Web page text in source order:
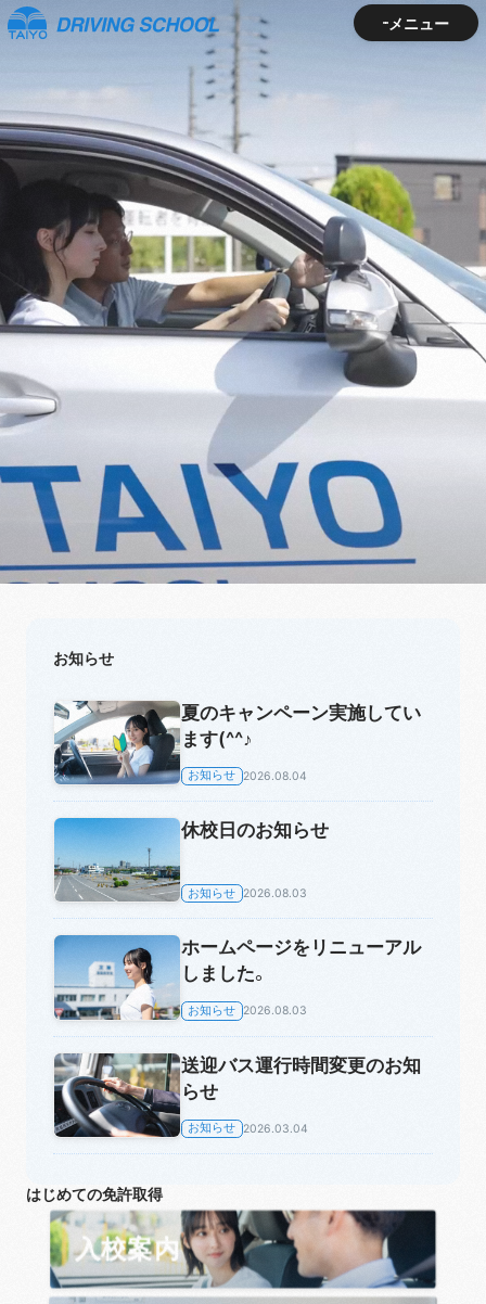
メニュー
メニュー
お知らせ
夏のキャンペーン実施してい
ます(^^♪
お知らせ 2026.08.04
休校日のお知らせ
お知らせ 2026.08.03
ホームページをリニューアル
しました。
お知らせ 2026.08.03
送迎バス運行時間変更のお知
らせ
お知らせ 2026.03.04
はじめての免許取得
入校案内